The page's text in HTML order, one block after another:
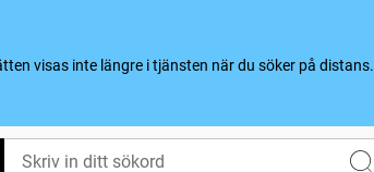
visas inte längre i tjänsten när du söker på distans.